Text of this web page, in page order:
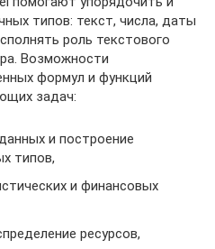
типов: текст, числа, даты
роль текстового
Возможности
формул и функций
задач:
и построение
типов,
и финансовых
ресурсов,